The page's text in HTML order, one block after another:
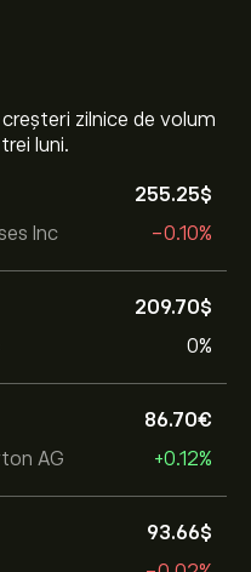
zilnice de volum
luni.
Inc
255.25‎$‎
-0.10%
209.70‎$‎
0%
AG
86.70‎€‎
+0.12%
93.66‎$‎